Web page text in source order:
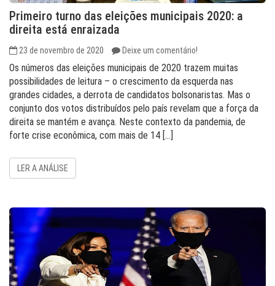
Primeiro turno das eleições municipais 2020: a
direita está enraizada
23 de novembro de 2020 Deixe um comentário!
Os números das eleições municipais de 2020 trazem muitas
possibilidades de leitura – o crescimento da esquerda nas
grandes cidades, a derrota de candidatos bolsonaristas. Mas o
conjunto dos votos distribuídos pelo país revelam que a força da
direita se mantém e avança. Neste contexto da pandemia, de
forte crise econômica, com mais de 14 […]
LER A ANÁLISE